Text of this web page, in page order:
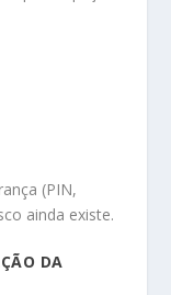
(PIN,
ainda existe.
DA